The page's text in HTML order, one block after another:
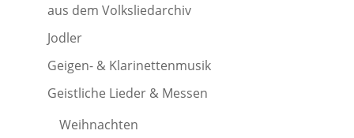
aus dem Volksliedarchiv
Jodler
Geigen- & Klarinettenmusik
Geistliche Lieder & Messen
Weihnachten